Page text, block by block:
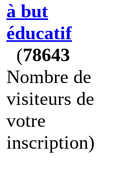
à but
éducatif
(78643
Nombre de
visiteurs de
votre
inscription)